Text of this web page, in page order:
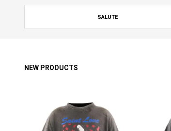
SALUTE
NEW PRODUCTS